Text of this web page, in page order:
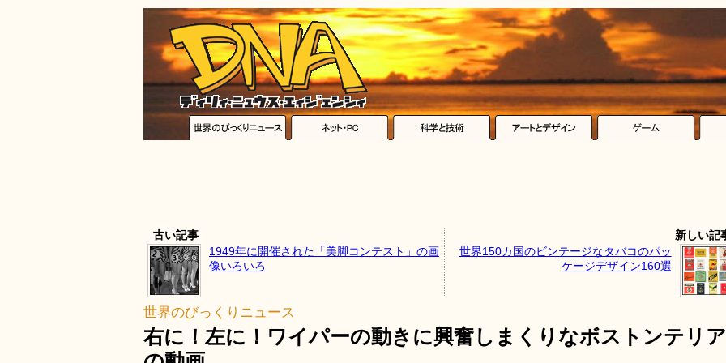
古い記事
1949年に開催された「美脚コンテスト」の画
像いろいろ
新しい記
世界150カ国のビンテージなタバコのパッ
ケージデザイン160選
世界のびっくりニュース
右に！左に！ワイパーの動きに興奮しまくりなボストンテリア